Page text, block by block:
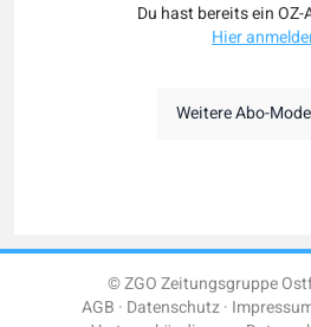
Du hast bereits ein OZ-
Hier
Weitere Abo-
© ZGO Zeitungsgruppe
AGB Datenschutz